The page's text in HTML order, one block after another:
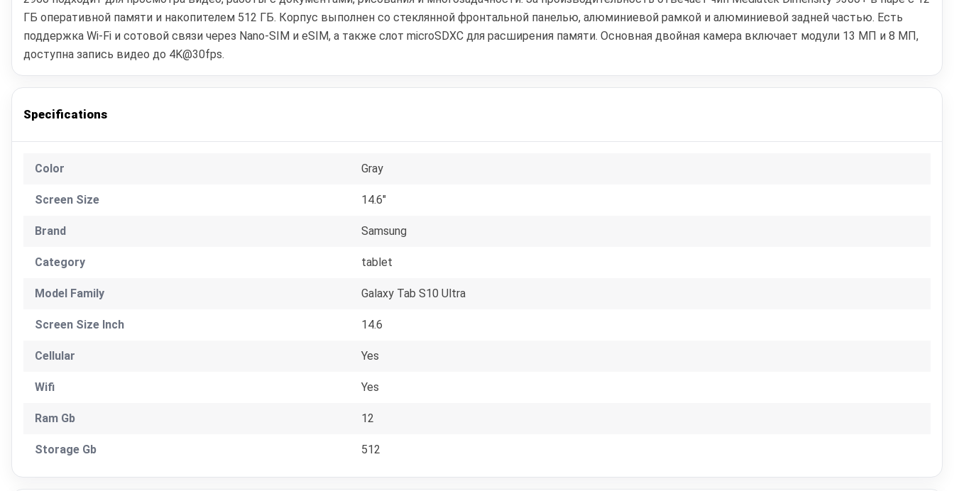
ГБ оперативной памяти и накопителем 512 ГБ. Корпус выполнен со стеклянной фронтальной панелью, алюминиевой рамкой и алюминиевой задней частью. Есть
поддержка Wi‑Fi и сотовой связи через Nano-SIM и eSIM, а также слот microSDXC для расширения памяти. Основная двойная камера включает модули 13 МП и 8 МП,
доступна запись видео до 4K@30fps.
Specifications
Color Gray
Screen Size 14.6"
Brand Samsung
Category tablet
Model Family Galaxy Tab S10 Ultra
Screen Size Inch 14.6
Cellular Yes
Wifi Yes
Ram Gb 12
Storage Gb 512